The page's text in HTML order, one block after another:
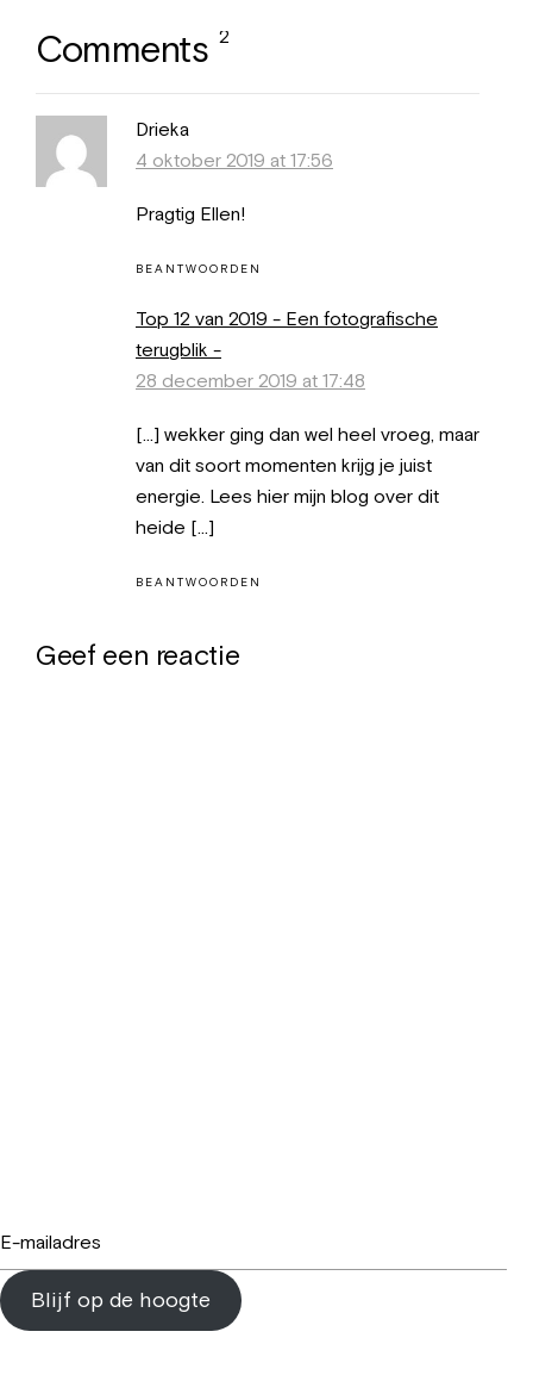
Comments 2
Drieka
4 oktober 2019 at 17:56
Pragtig Ellen!
BEANTWOORDEN
Top 12 van 2019 - Een fotografische
terugblik -
28 december 2019 at 17:48
[…] wekker ging dan wel heel vroeg, maar
van dit soort momenten krijg je juist
energie. Lees hier mijn blog over dit
heide […]
BEANTWOORDEN
Geef een reactie
Blijf op de hoogte